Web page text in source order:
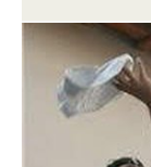
11 ottobre 2019